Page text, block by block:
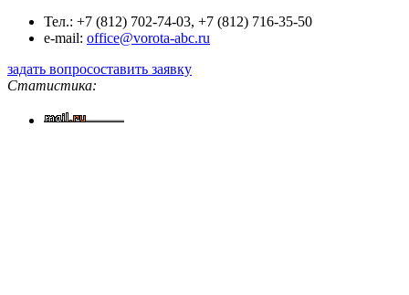
Тел.: +7 (812) 702-74-03, +7 (812) 716-35-50
e-mail: office@vorota-abc.ru
задать вопросоставить заявку
Статистика: